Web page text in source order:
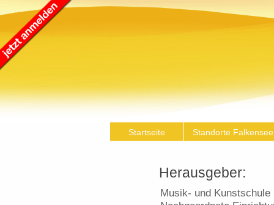
Startseite Standorte
Herausgeber:
Musik- und Kunstschule